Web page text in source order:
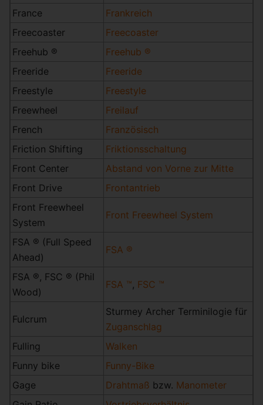
France
Frankreich
Freecoaster
Freecoaster
Freehub ®
Freehub ®
Freeride
Freeride
Freestyle
Freestyle
Freewheel
Freilauf
French
Französisch
Friction Shifting
Friktionsschaltung
Front Center
Abstand von Vorne zur Mitte
Front Drive
Frontantrieb
Front Freewheel
System
Front Freewheel System
FSA ® (Full Speed
Ahead)
FSA ®
FSA ®, FSC ® (Phil
Wood)
FSA ™, FSC ™
Fulcrum
Sturmey Archer Terminilogie für
Zuganschlag
Fulling
Walken
Funny bike
Funny-Bike
Gage
Drahtmaß bzw. Manometer